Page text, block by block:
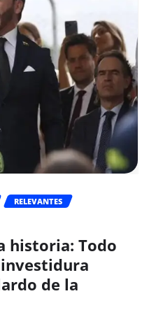
RELEVANTES
historia: Todo
de la